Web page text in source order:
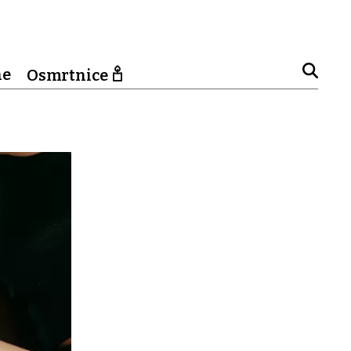
Osmrtnice